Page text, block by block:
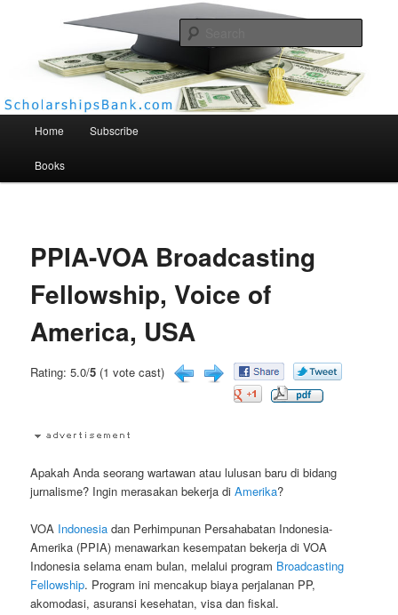
Scholarships Bank
Home Subscribe
Books
PPIA-VOA Broadcasting
Fellowship, Voice of
America, USA
Rating: 5.0/5 (1 vote cast)
Apakah Anda seorang wartawan atau lulusan baru di bidang
jurnalisme? Ingin merasakan bekerja diAmerika?
VOA Indonesia dan Perhimpunan Persahabatan Indonesia-
Amerika (PPIA) menawarkan kesempatan bekerja di VOA
Indonesia selama enam bulan, melalui program Broadcasting
Fellowship. Program ini mencakup biaya perjalanan PP,
akomodasi, asuransi kesehatan, visa dan fiskal.